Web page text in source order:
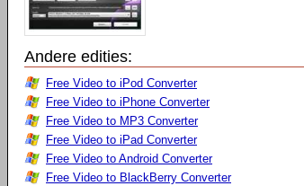
Andere edities:
Free Video to iPod Converter
Free Video to iPhone Converter
Free Video to MP3 Converter
Free Video to iPad Converter
Free Video to Android Converter
Free Video to BlackBerry Converter